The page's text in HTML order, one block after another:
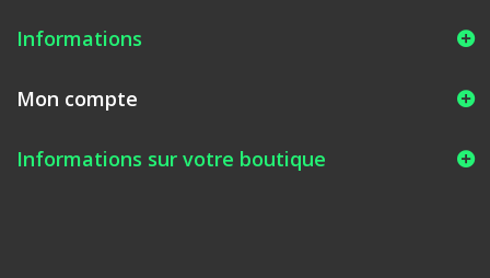
Informations
Mon compte
Informations sur votre boutique